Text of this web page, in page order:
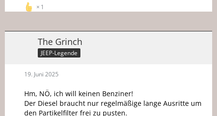
1
The Grinch
JEEP-Legende
19. Juni 2025
Hm, NÖ, ich will keinen Benziner!
Der Diesel braucht nur regelmäßige lange Ausritte um
den Partikelfilter frei zu pusten.